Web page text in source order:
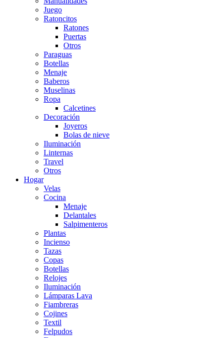
Juego
Ratoncitos
Ratones
Puertas
Otros
Paraguas
Botellas
Menaje
Baberos
Muselinas
Ropa
Calcetines
Decoración
Joyeros
Bolas de nieve
Iluminación
Linternas
Travel
Otros
Hogar
Velas
Cocina
Menaje
Delantales
Salpimenteros
Plantas
Incienso
Tazas
Copas
Botellas
Relojes
Iluminación
Lámparas Lava
Fiambreras
Cojines
Textil
Felpudos